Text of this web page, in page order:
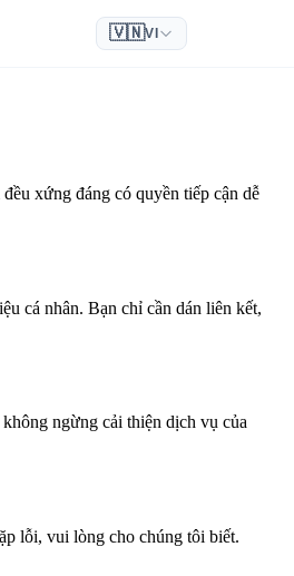
🇻🇳VI
xứng đáng có quyền tiếp cận dễ
cá nhân. Bạn chỉ cần dán liên kết,
ngừng cải thiện dịch vụ của
lỗi, vui lòng cho chúng tôi biết.